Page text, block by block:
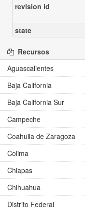
revision id
state
Recursos
Aguascalientes
Baja California
Baja California Sur
Campeche
Coahuila de Zaragoza
Colima
Chiapas
Chihuahua
Distrito Federal